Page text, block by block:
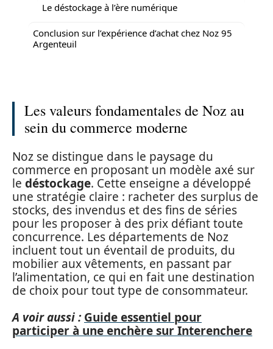
Le déstockage à l’ère numérique
Conclusion sur l’expérience d’achat chez Noz 95
Argenteuil
Les valeurs fondamentales de Noz au
sein du commerce moderne
Noz se distingue dans le paysage du
commerce en proposant un modèle axé sur
le déstockage. Cette enseigne a développé
une stratégie claire : racheter des surplus de
stocks, des invendus et des fins de séries
pour les proposer à des prix défiant toute
concurrence. Les départements de Noz
incluent tout un éventail de produits, du
mobilier aux vêtements, en passant par
l’alimentation, ce qui en fait une destination
de choix pour tout type de consommateur.
A voir aussi : Guide essentiel pour
participer à une enchère sur Interenchere